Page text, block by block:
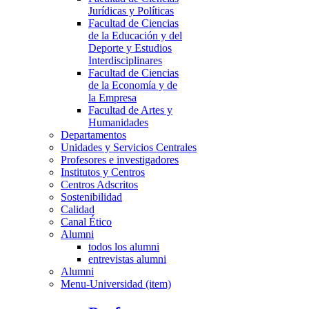
Jurídicas y Políticas
Facultad de Ciencias
de la Educación y del
Deporte y Estudios
Interdisciplinares
Facultad de Ciencias
de la Economía y de
la Empresa
Facultad de Artes y
Humanidades
Departamentos
Unidades y Servicios Centrales
Profesores e investigadores
Institutos y Centros
Centros Adscritos
Sostenibilidad
Calidad
Canal Ético
Alumni
todos los alumni
entrevistas alumni
Alumni
Menu-Universidad (item)